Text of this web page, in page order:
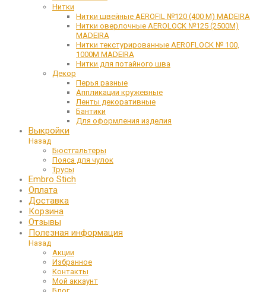
Нитки
Нитки швейные AEROFIL №120 (400 М) MADEIRA
Нитки оверлочные AEROLOCK №125 (2500М)
MADEIRA
Нитки текстурированные AEROFLOCK № 100,
1000М MADEIRA
Нитки для потайного шва
Декор
Перья разные
Аппликации кружевные
Ленты декоративные
Бантики
Для оформления изделия
Выкройки
Назад
Бюстгальтеры
Пояса для чулок
Трусы
Embro Stich
Оплата
Доставка
Корзина
Отзывы
Полезная информация
Назад
Акции
Избранное
Контакты
Мой аккаунт